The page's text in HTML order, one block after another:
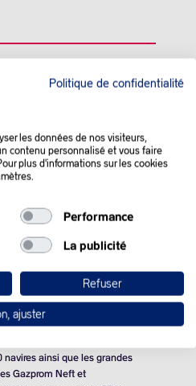
T-IL
:
mardi, les opérateurs
à la baisse après un
amène son lot d’incertitudes.
vendredi, poussés par
majeurs du secteur pétrolier
poursuivi lundi, poussant le
en clôture.
ainsi que les grandes
Gazprom Neft et
Politique de confidentialité
les données de nos visiteurs,
contenu personnalisé et vous faire
plus d'informations sur les cookies
Performance
La publicité
Refuser
ajuster